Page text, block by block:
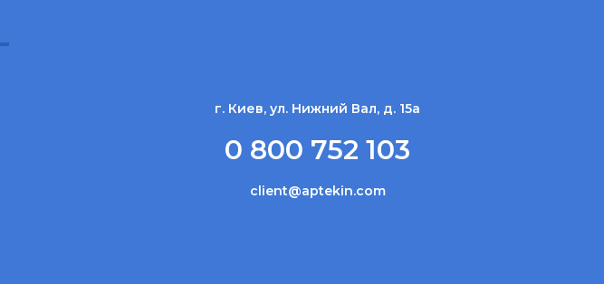
г. Киев, ул. Нижний Вал, д. 15а
0 800 752 103
client@aptekin.com